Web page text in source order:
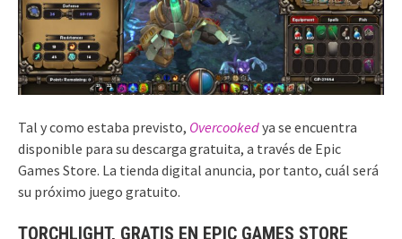
Tal y como estaba previsto, Overcookedya se encuentra
disponible para su descarga gratuita, a través de Epic
Games Store. La tienda digital anuncia, por tanto, cuál será
su próximo juego gratuito.
TORCHLIGHT, GRATIS EN EPIC GAMES STORE